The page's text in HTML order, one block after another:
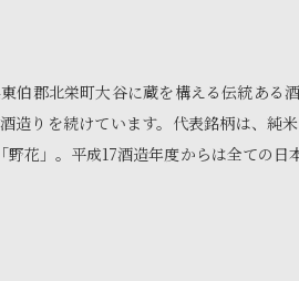
郡北栄町大谷に蔵を構える伝統ある
造りを続けています。代表銘柄は、純
野花」。平成17酒造年度からは全ての